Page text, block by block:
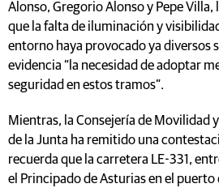
Alonso, Gregorio Alonso y Pepe
que la falta de iluminación y
entorno haya provocado ya diversos
evidencia “la necesidad de adoptar
seguridad en estos tramos”.
Mientras, la Consejería de Movilidad
de la Junta ha remitido una
recuerda que la carretera LE-331,
el Principado de Asturias en el puerto